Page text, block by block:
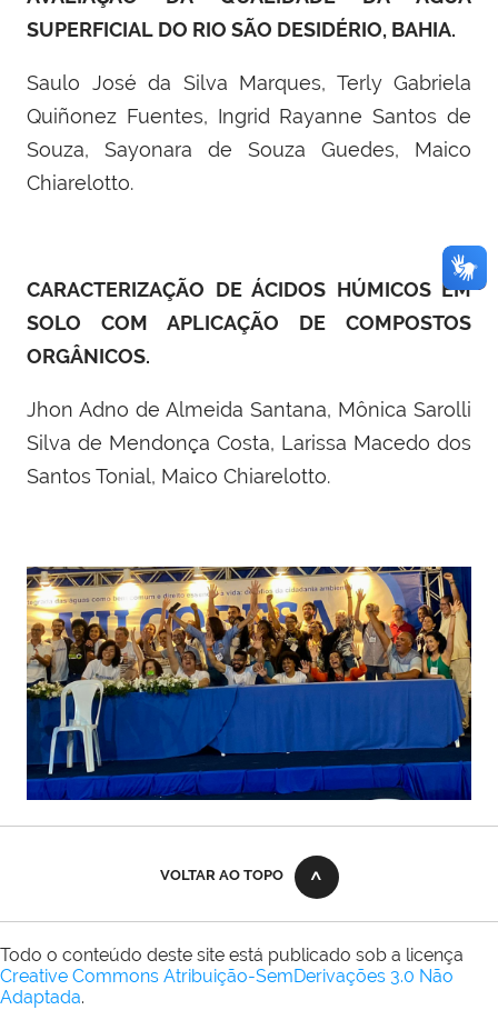
SUPERFICIAL DO RIO SÃO DESIDÉRIO, BAHIA.
Saulo José da Silva Marques, Terly Gabriela
Quiñonez Fuentes, Ingrid Rayanne Santos de
Souza, Sayonara de Souza Guedes, Maico
Chiarelotto.
CARACTERIZAÇÃO DE ÁCIDOS HÚMICOS EM
SOLO COM APLICAÇÃO DE COMPOSTOS
ORGÂNICOS.
Jhon Adno de Almeida Santana, Mônica Sarolli
Silva de Mendonça Costa, Larissa Macedo dos
Santos Tonial, Maico Chiarelotto.
VOLTAR AO TOPO
Todo o conteúdo deste site está publicado sob a licença
Creative Commons Atribuição-SemDerivações 3.0 Não
Adaptada.